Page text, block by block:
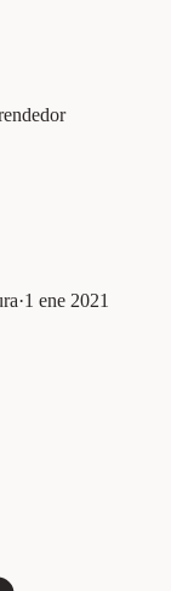
·1 ene 2021